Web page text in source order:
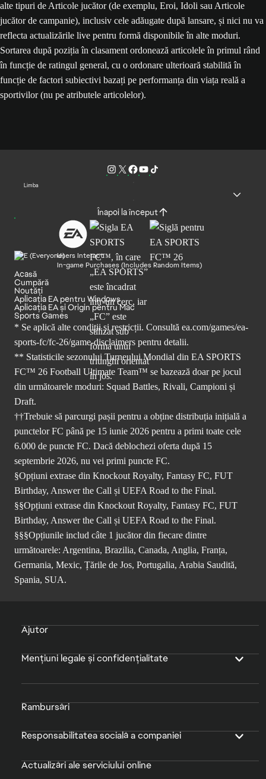
alte tipuri de Articole jucător (de exemplu, Eroi, Idoli sau Articole
jucător de campanie), inclusiv cele adăugate după lansare, și nici nu va
reflecta actualizările live pentru formă disponibile în alte moduri.
Sortarea după poziția în clasament ordonează articolele în primul rând
în funcție de ratingul general, cu o ordonare ulterioară stabilită în
funcție de factori subiectivi bazați pe performanța din viața reală a
sportivilor (nu pe atributele articolelor).
Limba
Înapoi la început
Users Interact
In-game Purchases (Includes Random Items)
Acasă
Cumpără
Noutăți
Aplicația EA pentru Windows
Aplicația EA și Origin pentru Mac
Sports Games
* Se aplică alte condiții și restricții. Consultă ea.com/games/ea-
sports-fc/fc-26/game-disclaimers pentru detalii.
** Statisticile sezonului Turneului Mondial din EA SPORTS
FC™ 26 Football Ultimate Team™ se bazează doar pe jocul
din următoarele moduri: Squad Battles, Rivali, Campioni și
Draft.
††Trebuie să parcurgi pașii pentru a obține distribuția inițială a
punctelor FC până pe 15 iunie 2026 pentru a primi toate cele
6.000 de puncte FC. Dacă deblochezi oferta după 15
septembrie 2026, nu vei primi puncte FC.
§Opțiuni extrase din Knockout Royalty, Fantasy FC, FUT
Birthday, Answer the Call și UEFA Road to the Final.
§§Opțiuni extrase din Knockout Royalty, Fantasy FC, FUT
Birthday, Answer the Call și UEFA Road to the Final.
§§§Opțiunile includ câte 1 jucător din fiecare dintre
următoarele: Argentina, Brazilia, Canada, Anglia, Franța,
Germania, Mexic, Țările de Jos, Portugalia, Arabia Saudită,
Spania, SUA.
Ajutor
Mențiuni legale și confidențialitate
Rambursări
Responsabilitatea socială a companiei
Actualizări ale serviciului online